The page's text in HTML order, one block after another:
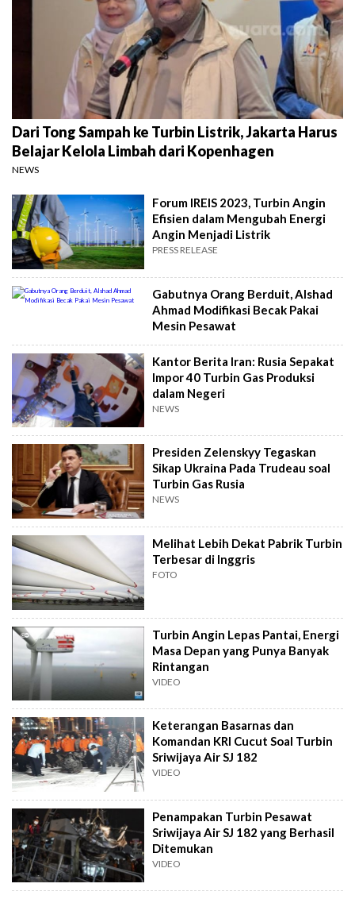
Dari Tong Sampah ke Turbin Listrik, Jakarta Harus
Belajar Kelola Limbah dari Kopenhagen
NEWS
Forum IREIS 2023, Turbin Angin
Efisien dalam Mengubah Energi
Angin Menjadi Listrik
PRESS RELEASE
Gabutnya Orang Berduit, Alshad
Ahmad Modifikasi Becak Pakai
Mesin Pesawat
Kantor Berita Iran: Rusia Sepakat
Impor 40 Turbin Gas Produksi
dalam Negeri
NEWS
Presiden Zelenskyy Tegaskan
Sikap Ukraina Pada Trudeau soal
Turbin Gas Rusia
NEWS
Melihat Lebih Dekat Pabrik Turbin
Terbesar di Inggris
FOTO
Turbin Angin Lepas Pantai, Energi
Masa Depan yang Punya Banyak
Rintangan
VIDEO
Keterangan Basarnas dan
Komandan KRI Cucut Soal Turbin
Sriwijaya Air SJ 182
VIDEO
Penampakan Turbin Pesawat
Sriwijaya Air SJ 182 yang Berhasil
Ditemukan
VIDEO